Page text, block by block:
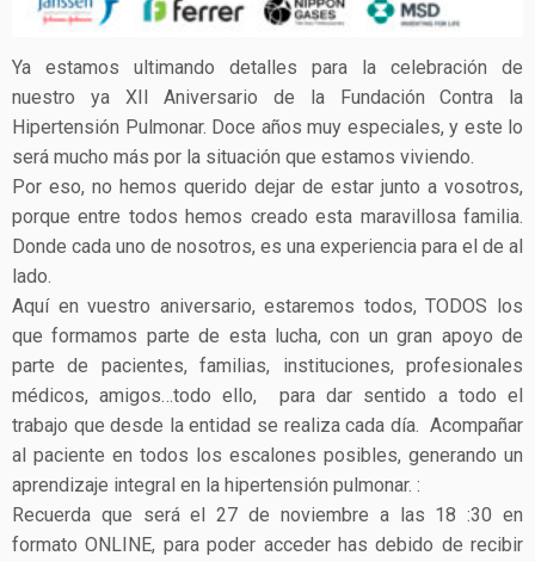
Ya estamos ultimando detalles para la celebración de
nuestro ya XII Aniversario de la Fundación Contra la
Hipertensión Pulmonar. Doce años muy especiales, y este lo
será mucho más por la situación que estamos viviendo.
Por eso, no hemos querido dejar de estar junto a vosotros,
porque entre todos hemos creado esta maravillosa familia.
Donde cada uno de nosotros, es una experiencia para el de al
lado.
Aquí en vuestro aniversario, estaremos todos, TODOS los
que formamos parte de esta lucha, con un gran apoyo de
parte de pacientes, familias, instituciones, profesionales
médicos, amigos…todo ello, para dar sentido a todo el
trabajo que desde la entidad se realiza cada día. Acompañar
al paciente en todos los escalones posibles, generando un
aprendizaje integral en la hipertensión pulmonar. :
Recuerda que será el 27 de noviembre a las 18 :30 en
formato ONLINE, para poder acceder has debido de recibir